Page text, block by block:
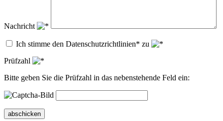
Nachricht
Ich stimme den Datenschutzrichtlinien* zu
Prüfzahl
Bitte geben Sie die Prüfzahl in das nebenstehende Feld ein:
abschicken